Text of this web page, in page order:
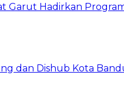
Garut Hadirkan
dan Dishub Kota